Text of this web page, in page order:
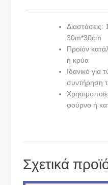
30m*30cm
Προϊόν
ή κρύα
Iδανικό για
συντήρηση
φούρνο ή
Σχετικά